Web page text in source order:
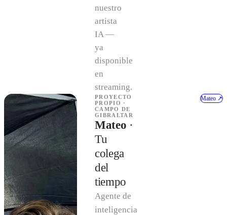
nuestro
artista
IA —
ya
disponible
en
streaming.
PROYECTO
PROPIO ·
CAMPO DE
GIBRALTAR
Mateo ·
Tu
colega
del
tiempo
Agente de
inteligencia
Mateo ↗